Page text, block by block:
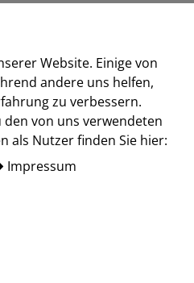
Website. Einige von
andere uns helfen,
zu verbessern.
von uns verwendeten
als Nutzer finden Sie hier:
Impressum